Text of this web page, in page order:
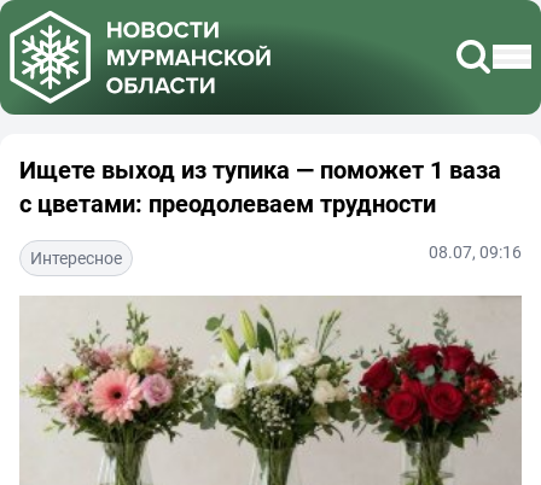
Ищете выход из тупика — поможет 1 ваза
с цветами: преодолеваем трудности
Интересное 08.07, 09:16